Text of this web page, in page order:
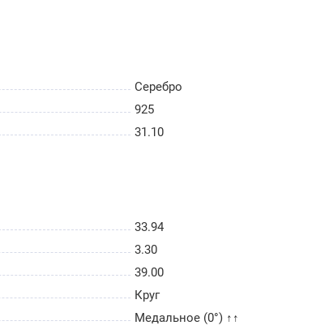
Серебро
925
31.10
33.94
3.30
39.00
Круг
Медальное (0°) ↑↑